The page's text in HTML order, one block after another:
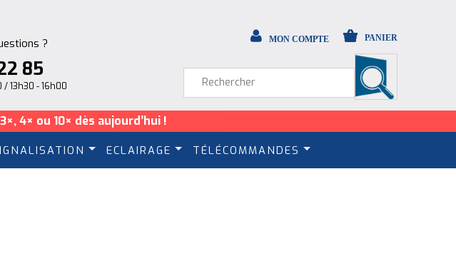
MON COMPTE PANIER
4× ou 10× dès aujourd’hui !
ECLAIRAGE TÉLÉCOMMANDES
?
85
/ 13h30 - 16h00